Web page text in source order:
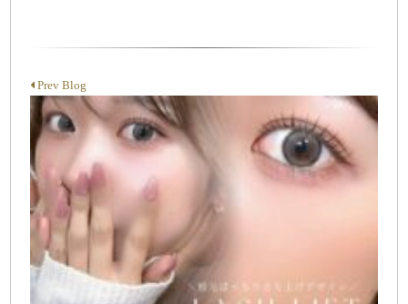
Prev Blog